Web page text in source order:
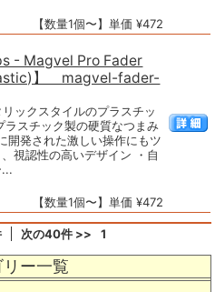
リー一覧
【数量1個〜】単価 ¥472
- Magvel Pro Fader
】 magvel-fader-
リックスタイルのプラスチッ
ラスチック製の硬質なつまみ
開発された激しい操作にもツ
視認性の高いデザイン ・自
【数量1個〜】単価 ¥472
次の40件 >> 1